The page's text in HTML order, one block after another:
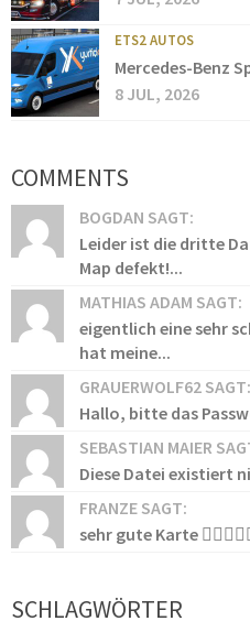
ETS2 AUTOS
Mercedes-Benz
8 JUL, 2026
COMMENTS
BOGDAN SAGT:
Leider ist die dritte
Map defekt!...
MATHIAS ADAM SAGT:
eigentlich eine sehr
hat meine...
GRAUERWOLF62 SAGT:
Hallo, bitte das
SEBASTIAN MAIER
Diese Datei existiert
FRANZE SAGT:
sehr gute Karte
SCHLAGWÖRTER